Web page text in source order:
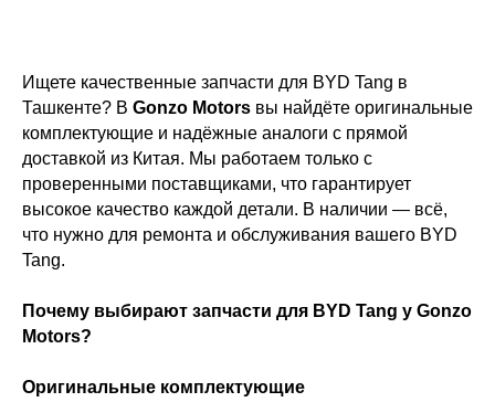
Ищете качественные запчасти для BYD Tang в
Ташкенте? В Gonzo Motors вы найдёте оригинальные
комплектующие и надёжные аналоги с прямой
доставкой из Китая. Мы работаем только с
проверенными поставщиками, что гарантирует
высокое качество каждой детали. В наличии — всё,
что нужно для ремонта и обслуживания вашего BYD
Tang.
Почему выбирают запчасти для BYD Tang у Gonzo
Motors?
Оригинальные комплектующие